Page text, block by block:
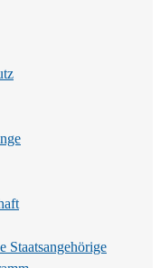
Staatsangehörige